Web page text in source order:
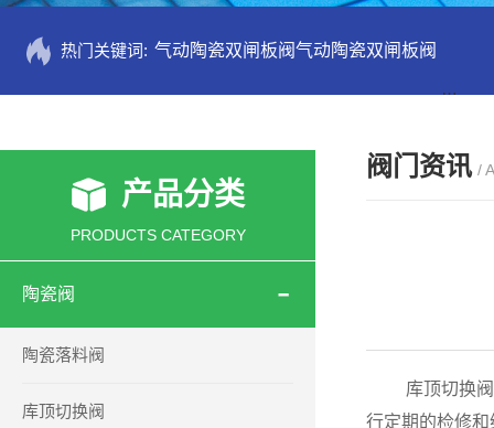
热门关键词: 气动陶瓷双闸板阀气动陶瓷双闸板阀
产品分类
PRODUCTS CATEGORY
陶瓷阀
陶瓷落料阀
库顶切换阀
阀门资讯 /
库顶切换阀（
行定期的检修